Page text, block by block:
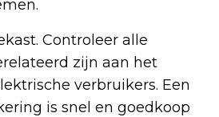
Controleer alle
zijn aan het
verbruikers. Een
is snel en goedkoop